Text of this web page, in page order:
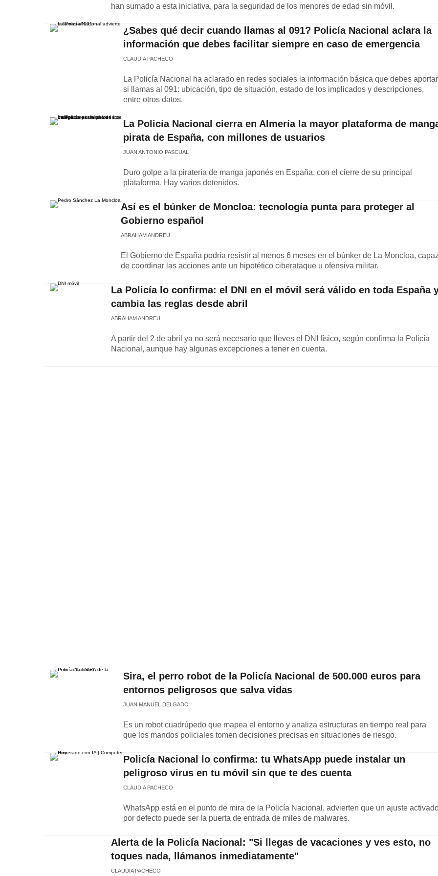
han sumado a esta iniciativa, para la seguridad de los menores de edad sin móvil.
¿Sabes qué decir cuando llamas al 091? Policía Nacional aclara la
información que debes facilitar siempre en caso de emergencia
CLAUDIA PACHECO
La Policía Nacional ha aclarado en redes sociales la información básica que debes aportar
si llamas al 091: ubicación, tipo de situación, estado de los implicados y descripciones,
entre otros datos.
La Policía Nacional cierra en Almería la mayor plataforma de
pirata de España, con millones de usuarios
JUAN ANTONIO PASCUAL
Duro golpe a la piratería de manga japonés en España, con el cierre de su principal
plataforma. Hay varios detenidos.
Así es el búnker de Moncloa: tecnología punta para proteger al
Gobierno español
ABRAHAM ANDREU
El Gobierno de España podría resistir al menos 6 meses en el búnker de La Moncloa,
de coordinar las acciones ante un hipotético ciberataque u ofensiva militar.
La Policía lo confirma: el DNI en el móvil será válido en toda España
cambia las reglas desde abril
ABRAHAM ANDREU
A partir del 2 de abril ya no será necesario que lleves el DNI físico, según confirma la Policía
Nacional, aunque hay algunas excepciones a tener en cuenta.
Sira, el perro robot de la Policía Nacional de 500.000 euros para
entornos peligrosos que salva vidas
JUAN MANUEL DELGADO
Es un robot cuadrúpedo que mapea el entorno y analiza estructuras en tiempo real para
que los mandos policiales tomen decisiones precisas en situaciones de riesgo.
Policía Nacional lo confirma: tu WhatsApp puede instalar un
peligroso virus en tu móvil sin que te des cuenta
CLAUDIA PACHECO
WhatsApp está en el punto de mira de la Policía Nacional, advierten que un ajuste
por defecto puede ser la puerta de entrada de miles de malwares.
Alerta de la Policía Nacional: "Si llegas de vacaciones y ves esto, no
toques nada, llámanos inmediatamente"
CLAUDIA PACHECO